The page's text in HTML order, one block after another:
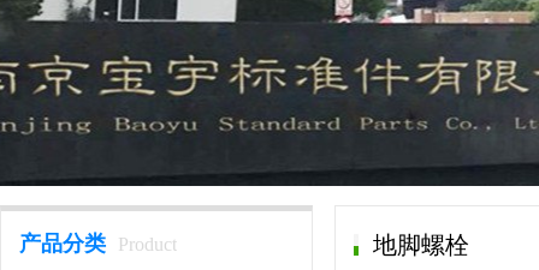
产品分类 Product 地脚螺栓